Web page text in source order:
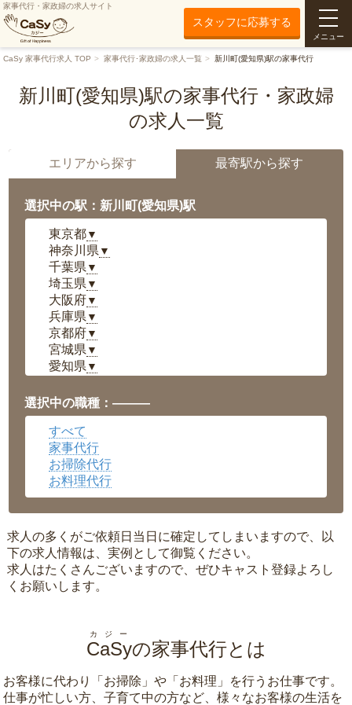
家事代行・家政婦の求人サイト
スタッフに応募する
メニュー
CaSy 家事代行求人 TOP 家事代行･家政婦の求人一覧 新川町(愛知県)駅の家事代行
新川町(愛知県)駅の家事代行・家政婦
の求人一覧
エリアから探す 最寄駅から探す
選択中の駅：新川町(愛知県)駅
東京都▼
神奈川県 ▼
千葉県 ▼
埼玉県 ▼
大阪府▼
兵庫県 ▼
京都府▼
宮城県 ▼
愛知県 ▼
岡山県▼
広島県▼
沖縄県
選択中の職種：———
すべて
家事代行
お掃除代行
お料理代行
求人の多くがご依頼日当日に確定してしまいますので、以
下の求人情報は、実例として御覧ください。
求人はたくさんございますので、ぜひキャスト登録よろし
くお願いします。
CaSy
カジー
の家事代行とは
お客様に代わり「 お掃除 」や「 お料理 」を行うお仕事です。
仕事が忙しい方、子育て中の方など、様々なお客様の生活を